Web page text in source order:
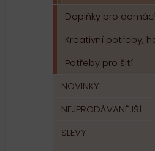
Doplňky pro
Kreativní potřeby,
Potřeby pro šití
NOVINKY
NEJPRODÁVANĚJŠÍ
SLEVY